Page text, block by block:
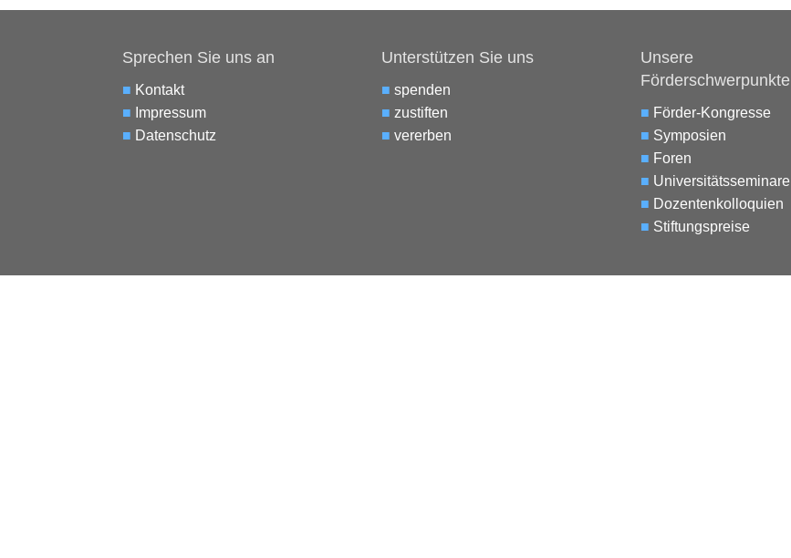
Sprechen Sie uns an
■ Kontakt
■ Impressum
■ Datenschutz
Unterstützen Sie uns
■ spenden
■ zustiften
■ vererben
Unsere
Förderschwerpunkte
■ Förder-Kongresse
■ Symposien
■ Foren
■ Universitätsseminare
■ Dozentenkolloquien
■ Stiftungspreise